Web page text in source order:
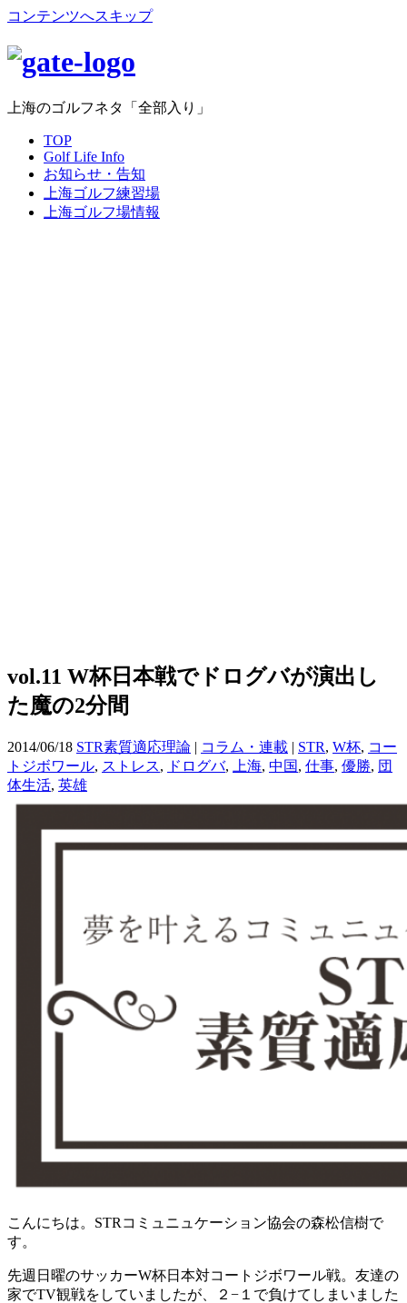
コンテンツへスキップ
上海のゴルフネタ「全部入り」
TOP
Golf Life Info
お知らせ・告知
上海ゴルフ練習場
上海ゴルフ場情報
vol.11 W杯日本戦でドログバが演出し
た魔の2分間
2014/06/18 STR素質適応理論 | コラム・連載 | STR, W杯, コー
トジボワール, ストレス, ドログバ, 上海, 中国, 仕事, 優勝, 団
体生活, 英雄
こんにちは。STRコミュニュケーション協会の森松信樹で
す。
先週日曜のサッカーW杯日本対コートジボワール戦。友達の
家でTV観戦をしていましたが、２−１で負けてしまいました